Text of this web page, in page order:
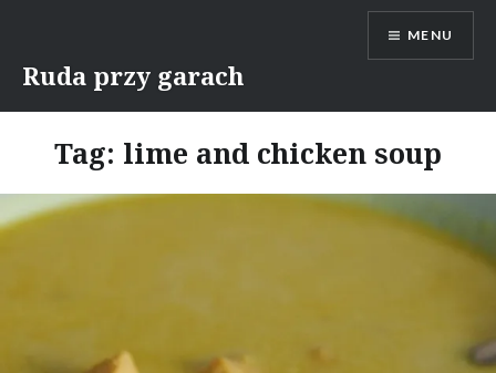
content
Ruda przy garach
MENU
Tag: lime and chicken soup